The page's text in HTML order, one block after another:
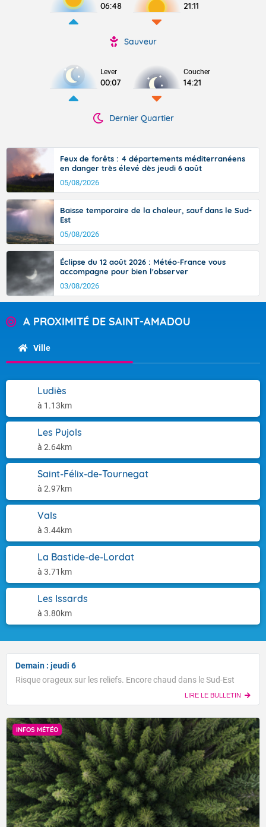
06:48 21:11
Sauveur
Lever
00:07
Coucher
14:21
Dernier Quartier
Feux de forêts : 4 départements méditerranéens
en danger très élevé dès jeudi 6 août
05/08/2026
Baisse temporaire de la chaleur, sauf dans le Sud-
Est
05/08/2026
Éclipse du 12 août 2026 : Météo-France vous
accompagne pour bien l'observer
03/08/2026
A PROXIMITÉ DE SAINT-AMADOU
Ville
Ludiès
à 1.13km
Les Pujols
à 2.64km
Saint-Félix-de-Tournegat
à 2.97km
Vals
à 3.44km
La Bastide-de-Lordat
à 3.71km
Les Issards
à 3.80km
Demain : jeudi 6
Risque orageux sur les reliefs. Encore chaud dans le Sud-Est
LIRE LE BULLETIN
INFOS MÉTÉO